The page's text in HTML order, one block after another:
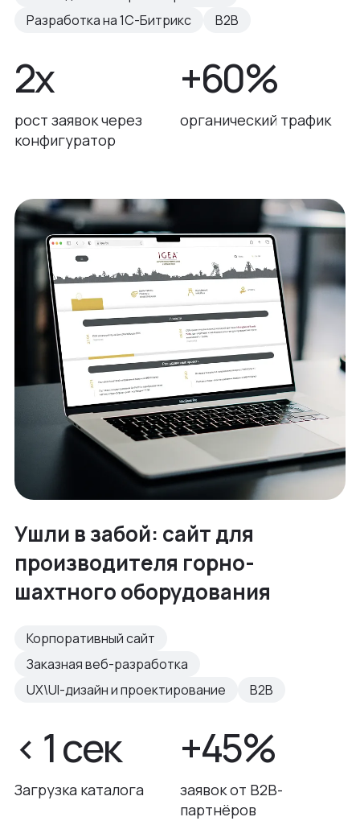
Разработка на 1С-Битрикс
B2B
2х
рост заявок через
конфигуратор
+60%
органический трафик
Ушли в забой: сайт для
производителя горно-
шахтного оборудования
Корпоративный сайт
Заказная веб-разработка
UX\UI-дизайн и проектирование
B2B
< 1 сек
Загрузка каталога
+45%
заявок от B2B-
партнёров